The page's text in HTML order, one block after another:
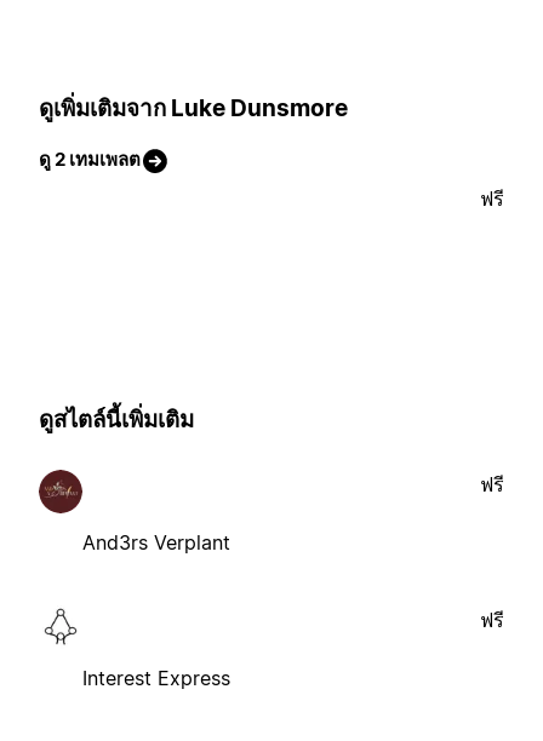
ดูเพิ่มเติมจาก Luke Dunsmore
ดู 2 เทมเพลต
ฟรี
ดูสไตล์นี้เพิ่มเติม
And3rs Verplant
ฟรี
Interest Express
ฟรี